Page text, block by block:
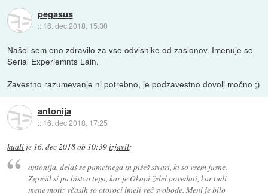
pegasus
:: 16. dec 2018, 15:30
Našel sem eno zdravilo za vse odvisnike od zaslonov. Imenuje se
Serial Experiemnts Lain.
Zavestno razumevanje ni potrebno, je podzavestno dovolj močno ;)
antonija
:: 16. dec 2018, 17:25
kuall je 16. dec 2018 ob 10:39izjavil:
antonija, delaš se pametnega in pišeš stvari, ki so vsem jasne.
Zgrešil si pa bistvo tega, kar je Okapi želel povedati, kar tudi
mene moti: včasih so otoroci imeli več svobode. Meni je bilo